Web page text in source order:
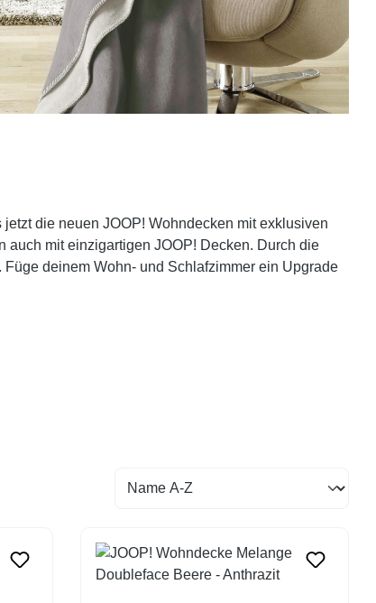
die neuen JOOP! Wohndecken mit exklusiven
auch mit einzigartigen JOOP! Decken. Durch die
deinem Wohn- und Schlafzimmer ein Upgrade